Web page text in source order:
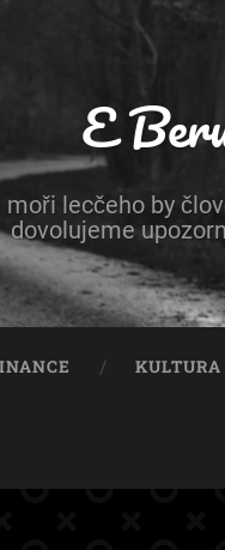
E
lecčeho by
dovolujeme
KULTURA